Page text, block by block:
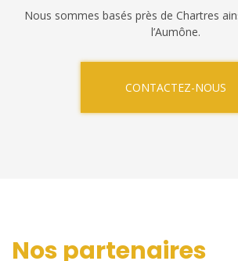
Nous sommes basés près de Chartres
l’Aumône.
CONTACTEZ-NOUS
Nos partenaires